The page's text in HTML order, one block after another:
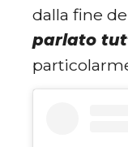
dalla fine
parlato